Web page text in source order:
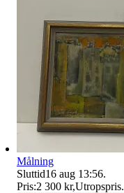
Målning
Sluttid16 aug 13:56.
Pris:2 300 kr,Utropspris.